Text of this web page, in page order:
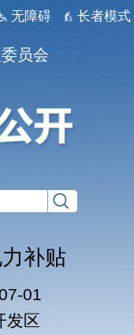
无障碍 长者模式
员会
补贴
01
发区